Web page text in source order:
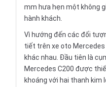
mm hưa hẹn một không
hành khách.
Vì hướng đến các đối
tiết trên xe oto
khác nhau. Đầu tiên là
Mercedes C200 được
khoáng với hai thanh kim